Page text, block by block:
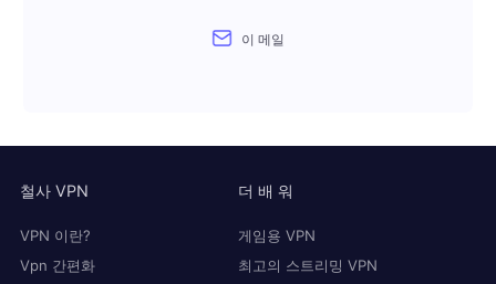
이 메일
철사 VPN
VPN 이란?
Vpn 간편화
더 배 워
게임용 VPN
최고의 스트리밍 VPN